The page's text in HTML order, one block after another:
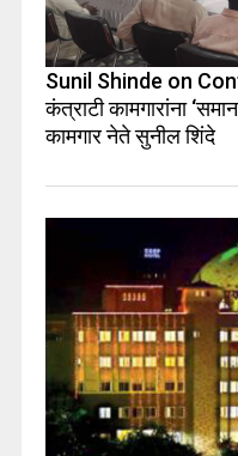
Sunil Shinde on
कंत्राटी कामगारांना
कामगार नेते सुनील शिंदे